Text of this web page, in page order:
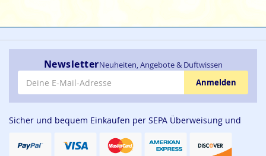
NewsletterNeuheiten, Angebote & Duftwissen
E-Mail-Adresse
Anmelden
Sicher und bequem Einkaufen per SEPA Überweisung und